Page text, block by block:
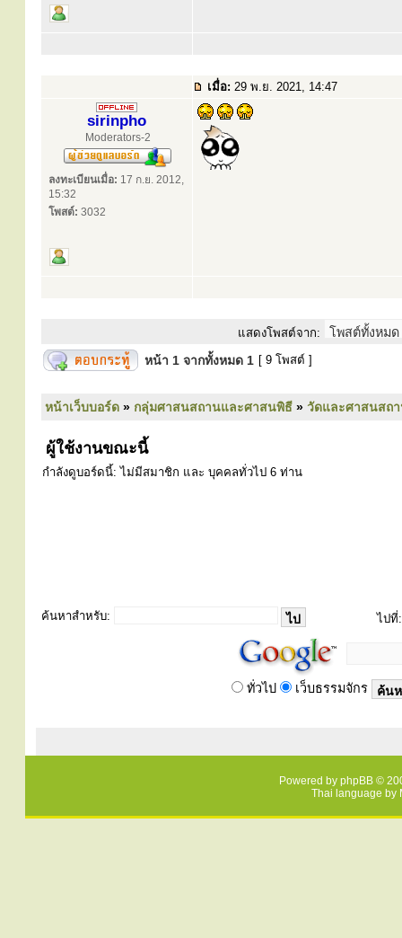
เมื่อ: 29 พ.ย. 2021, 14:47
sirinpho
Moderators-2
ลงทะเบียนเมื่อ: 17 ก.ย. 2012,
15:32
โพสต์: 3032
แสดงโพสต์จาก:
หน้า 1 จากทั้งหมด 1 [ 9 โพสต์ ]
หน้าเว็บบอร์ด » กลุ่มศาสนสถานและศาสนพิธี » วัดและศาสนสถ
ผู้ใช้งานขณะนี้
กำลังดูบอร์ดนี้: ไม่มีสมาชิก และ บุคคลทั่วไป 6 ท่าน
ค้นหาสำหรับ: ไปที่:
ทั่วไป เว็บธรรมจักร
Powered by phpBB ©
Thai language by